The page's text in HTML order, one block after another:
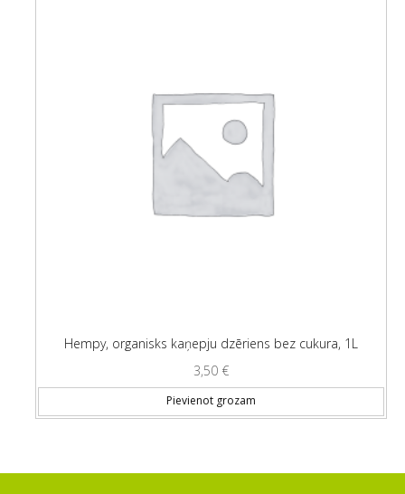
Hempy, organisks kaņepju dzēriens bez cukura, 1L
3,50 €
Pievienot grozam